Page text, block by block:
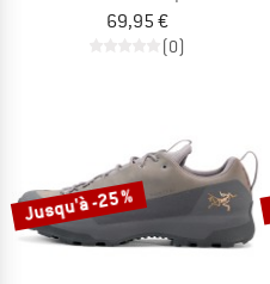
69,95 €
(0)
Jusqu'à -25 %